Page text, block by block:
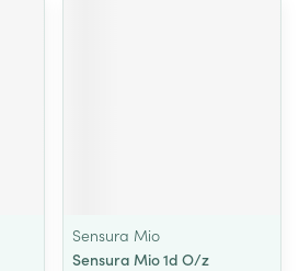
Sensura Mio
Sensura Mio 1d O/z